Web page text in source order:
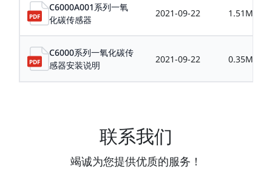
C6000A001系列一氧
化碳传感器
2021-09-22 1.51MB
C6000系列一氧化碳传
感器安装说明
2021-09-22 0.35MB
联系我们
竭诚为您提供优质的服务！